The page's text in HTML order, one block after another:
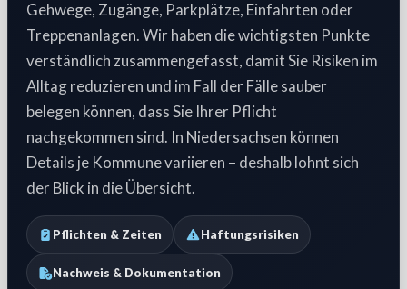
Gehwege, Zugänge, Parkplätze, Einfahrten oder
Treppenanlagen. Wir haben die wichtigsten Punkte
verständlich zusammengefasst, damit Sie Risiken im
Alltag reduzieren und im Fall der Fälle sauber
belegen können, dass Sie Ihrer Pflicht
nachgekommen sind. In Niedersachsen können
Details je Kommune variieren – deshalb lohnt sich
der Blick in die Übersicht.
Pflichten & Zeiten Haftungsrisiken
Nachweis & Dokumentation